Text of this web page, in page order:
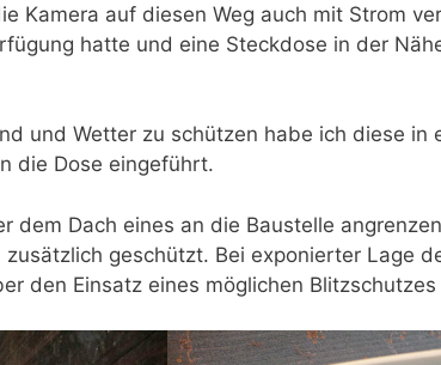
Kamera auf diesen Weg auch mit Strom
hatte und eine Steckdose in der
und Wetter zu schützen habe ich diese in
die Dose eingeführt.
dem Dach eines an die Baustelle
geschützt. Bei exponierter Lage
den Einsatz eines möglichen